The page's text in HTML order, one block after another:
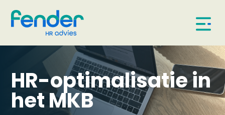
HR-optimalisatie in
het MKB